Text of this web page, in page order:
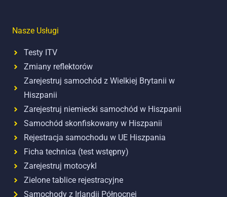
Nasze Usługi
Testy ITV
Zmiany reflektorów
Zarejestruj samochód z Wielkiej Brytanii w
Hiszpanii
Zarejestruj niemiecki samochód w Hiszpanii
Samochód skonfiskowany w Hiszpanii
Rejestracja samochodu w UE Hiszpania
Ficha technica (test wstępny)
Zarejestruj motocykl
Zielone tablice rejestracyjne
Samochody z Irlandii Północnej